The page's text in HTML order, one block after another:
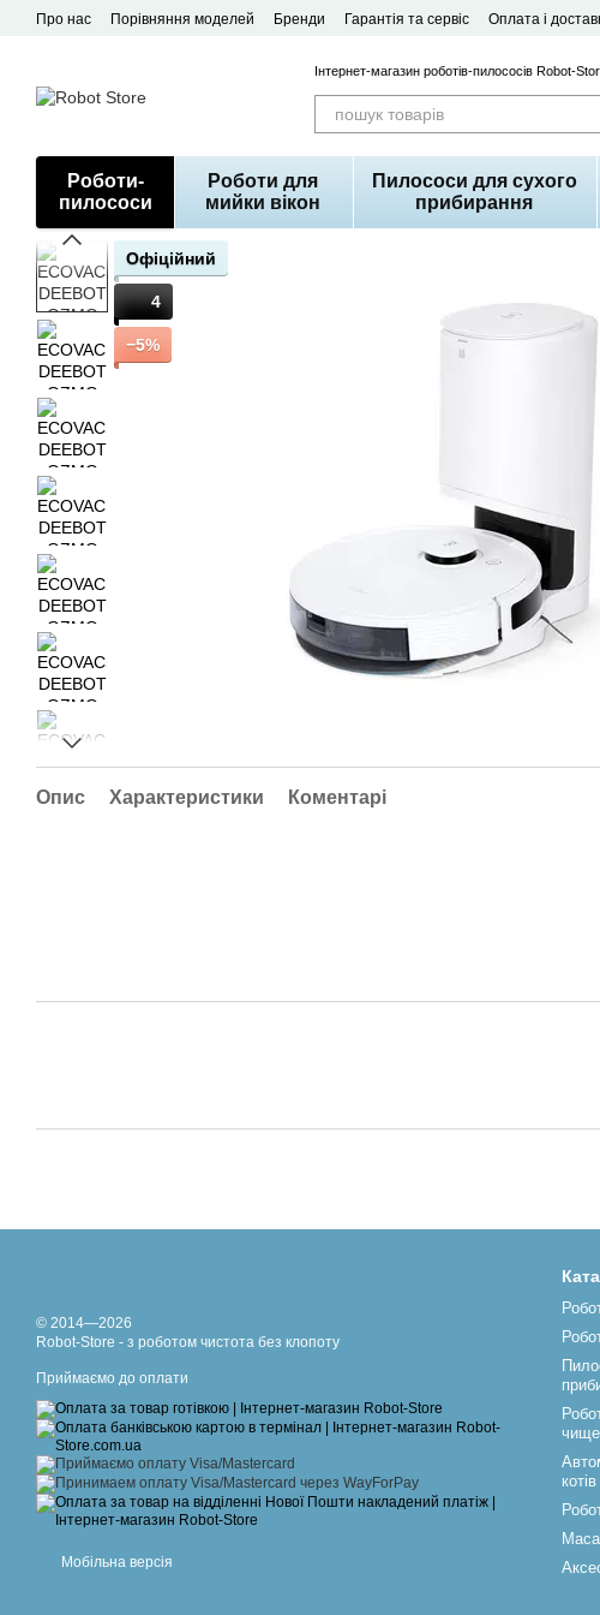
Перейти до основного контенту
Про нас Порівняння моделей Бренди Гарантія та сервіс Оплата і
Інтернет-магазин роботів-пилососів Robot-
Роботи-
пилососи
Роботи для
мийки вікон
Пилососи для сухого
прибирання
Офіційний
4
−5%
Опис Характеристики Коментарі
© 2014—2026
Robot-Store - з роботом чистота без клопоту
Приймаємо до оплати
Мобільна версія
котів